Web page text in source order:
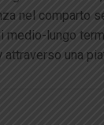
nel comparto
lungo
una